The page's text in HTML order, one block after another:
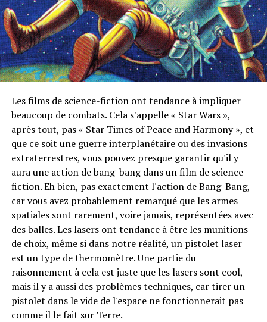
Les films de science-fiction ont tendance à impliquer
beaucoup de combats. Cela s'appelle « Star Wars »,
après tout, pas « Star Times of Peace and Harmony », et
que ce soit une guerre interplanétaire ou des invasions
extraterrestres, vous pouvez presque garantir qu'il y
aura une action de bang-bang dans un film de science-
fiction. Eh bien, pas exactement l'action de Bang-Bang,
car vous avez probablement remarqué que les armes
spatiales sont rarement, voire jamais, représentées avec
des balles. Les lasers ont tendance à être les munitions
de choix, même si dans notre réalité, un pistolet laser
est un type de thermomètre. Une partie du
raisonnement à cela est juste que les lasers sont cool,
mais il y a aussi des problèmes techniques, car tirer un
pistolet dans le vide de l'espace ne fonctionnerait pas
comme il le fait sur Terre.